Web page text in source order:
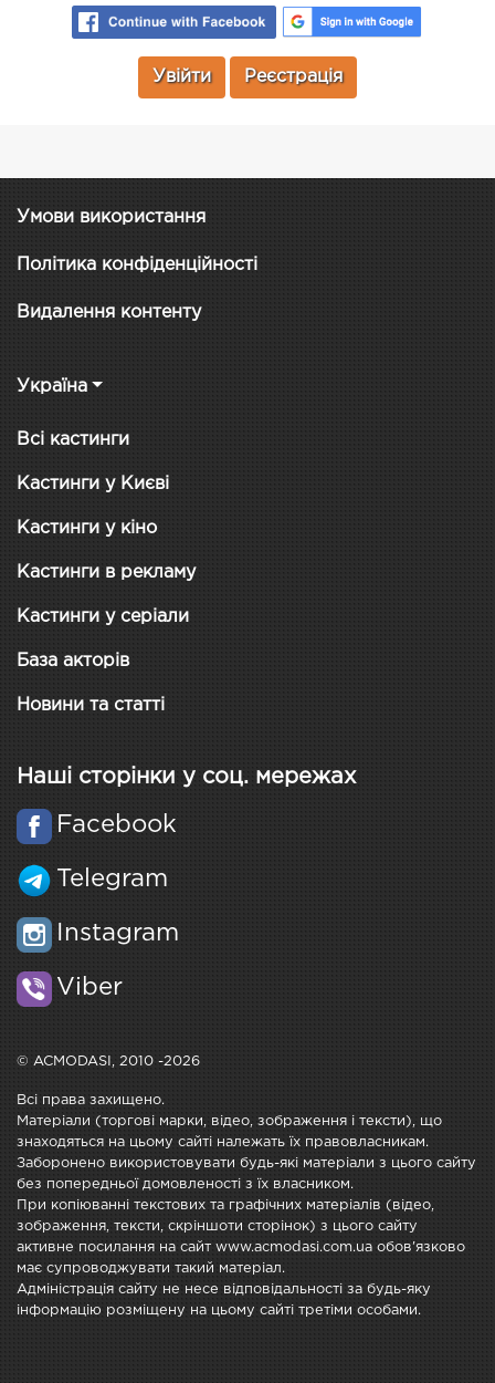
Увійти Реєстрація
Умови використання
Політика конфіденційності
Видалення контенту
Україна
Всі кастинги
Кастинги у Києві
Кастинги у кіно
Кастинги в рекламу
Кастинги у серіали
База акторів
Новини та статті
Наші сторінки у соц. мережах
Facebook
Telegram
Instagram
Viber
© ACMODASI, 2010 -2026
Всі права захищено.
Матеріали (торгові марки, відео, зображення і тексти), що
знаходяться на цьому сайті належать їх правовласникам.
Заборонено використовувати будь-які матеріали з цього сайту
без попередньої домовленості з їх власником.
При копіюванні текстових та графічних матеріалів (відео,
зображення, тексти, скріншоти сторінок) з цього сайту
активне посилання на сайт www.acmodasi.com.ua обов'язково
має супроводжувати такий матеріал.
Адміністрація сайту не несе відповідальності за будь-яку
інформацію розміщену на цьому сайті третіми особами.